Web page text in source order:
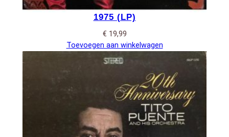
1975 (LP)
€ 19,99
Toevoegen aan winkelwagen